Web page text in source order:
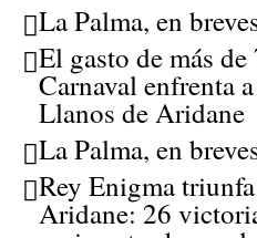
La Palma, en
El gasto de más
Carnaval enfrenta
Llanos de Aridane
La Palma, en
Rey Enigma
Aridane: 26